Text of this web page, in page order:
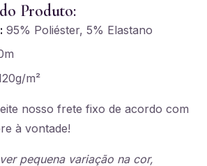
Produto:
95% Poliéster, 5% Elastano
m²
nosso frete fixo de acordo com
à vontade!
pequena variação na cor,